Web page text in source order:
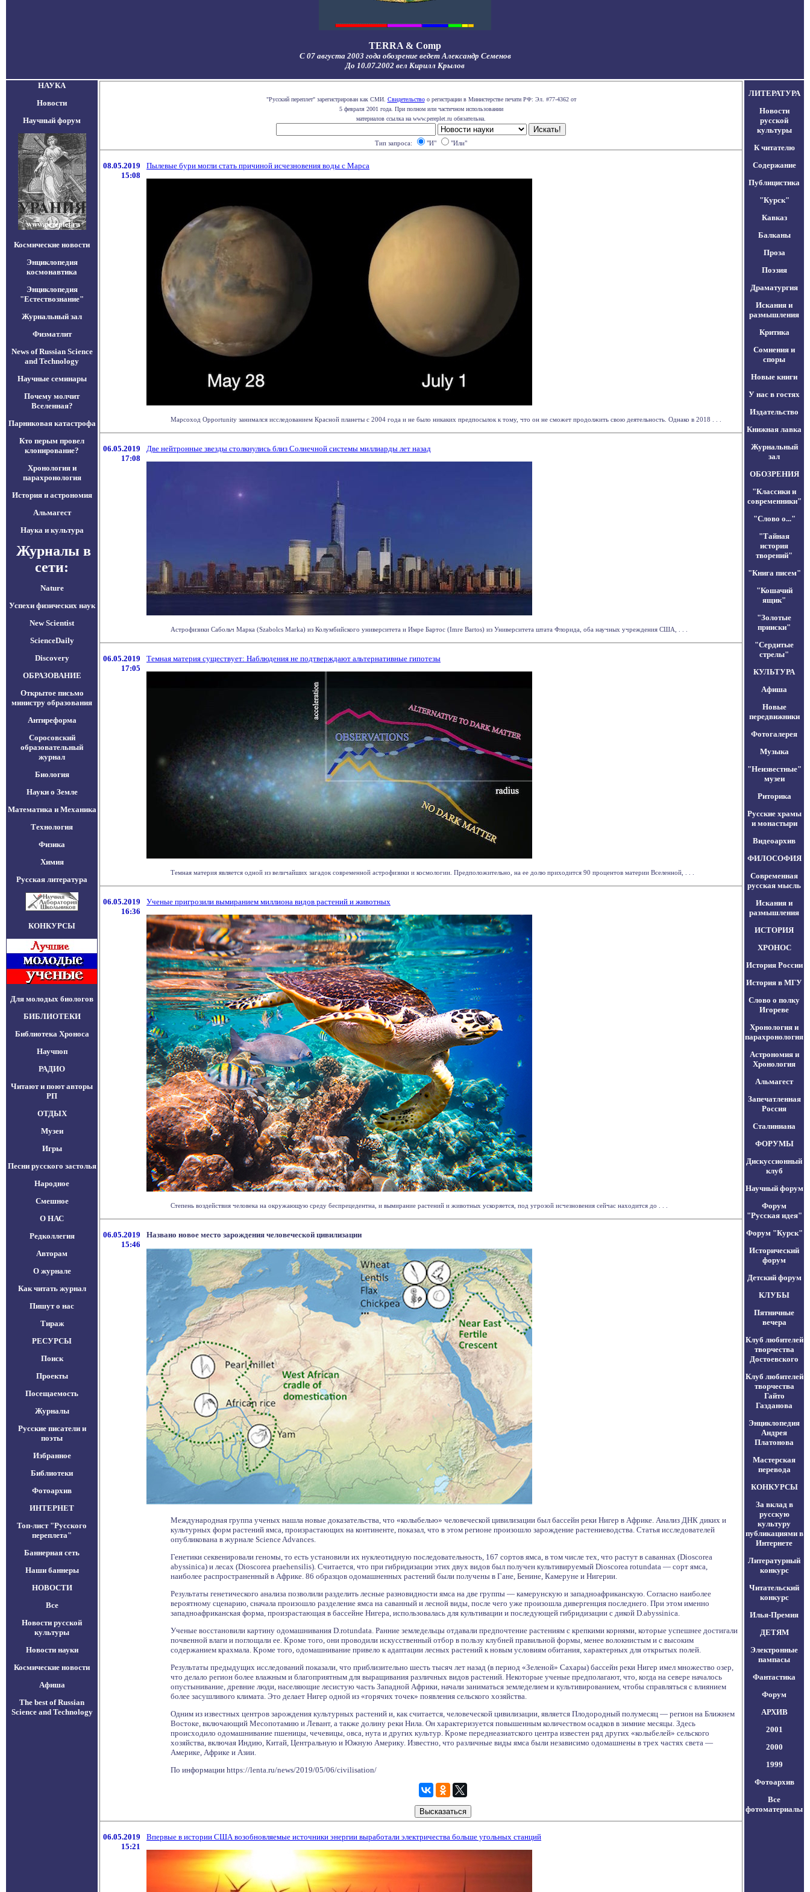
TERRA & Comp
С 07 августа 2003 года обозрение ведет Александр Семенов
До 10.07.2002 вел Кирилл Крылов
НАУКА
Новости
Научный форум
Космические новости
Энциклопедия
космонавтика
Энциклопедия
"Естествознание"
Журнальный зал
Физматлит
News of Russian Science
and Technology
Научные семинары
Почему молчит
Вселенная?
Парниковая катастрофа
Кто перым провел
клонирование?
Хронология и
парахронология
История и астрономия
Альмагест
Наука и культура
Журналы в
сети:
Nature
Успехи физических наук
New Scientist
ScienceDaily
Discovery
ОБРАЗОВАНИЕ
Открытое письмо
министру образования
Антиреформа
Соросовский
образовательный
журнал
Биология
Науки о Земле
Математика и Механика
Технология
Физика
Химия
Русская литература
КОНКУРСЫ
Для молодых биологов
БИБЛИОТЕКИ
Библиотека Хроноса
Научпоп
РАДИО
Читают и поют авторы
РП
ОТДЫХ
Музеи
Игры
Песни русского застолья
Народное
Смешное
О НАС
Редколлегия
Авторам
О журнале
Как читать журнал
Пишут о нас
Тираж
РЕСУРСЫ
Поиск
Проекты
Посещаемость
Журналы
Русские писатели и
поэты
Избранное
Библиотеки
Фотоархив
ИНТЕРНЕТ
Топ-лист "Русского
переплета"
Баннерная сеть
Наши баннеры
НОВОСТИ
Все
Новости русской
культуры
Новости науки
Космические новости
Афиша
The best of Russian
Science and Technology
"Русский переплет" зарегистрирован как СМИ. Свидетельствоо регистрации в Министерстве печати РФ: Эл. #77-4362 от
5 февраля 2001 года. При полном или частичном использовании
материалов ссылка на www.pereplet.ru обязательна.
Тип запроса: "И" "Или"
08.05.2019
15:08
Пылевые бури могли стать причиной исчезновения воды с Марса
Марсоход Opportunity занимался исследованием Красной планеты с 2004 года и не было никаких предпосылок к тому, что он не сможет продолжить свою деятельность. Однако в 2018 . . .
06.05.2019
17:08
Две нейтронные звезды столкнулись близ Солнечной системы миллиарды лет назад
Астрофизики Сабольч Марка (Szabolcs Marka) из Колумбийского университета и Имре Бартос (Imre Bartos) из Университета штата Флорида, оба научных учреждения США, . . .
06.05.2019
17:05
Темная материя существует: Наблюдения не подтверждают альтернативные гипотезы
Темная материя является одной из величайших загадок современной астрофизики и космологии. Предположительно, на ее долю приходится 90 процентов материи Вселенной, . . .
06.05.2019
16:36
Ученые пригрозили вымиранием миллиона видов растений и животных
Степень воздействия человека на окружающую среду беспрецедентна, и вымирание растений и животных ускоряется, под угрозой исчезновения сейчас находится до . . .
06.05.2019
15:46
Названо новое место зарождения человеческой цивилизации
Международная группа ученых нашла новые доказательства, что «колыбелью» человеческой цивилизации был бассейн реки Нигер в Африке. Анализ ДНК диких и
культурных форм растений ямса, произрастающих на континенте, показал, что в этом регионе произошло зарождение растениеводства. Статья исследователей
опубликована в журнале Science Advances.
Генетики секвенировали геномы, то есть установили их нуклеотидную последовательность, 167 сортов ямса, в том числе тех, что растут в саваннах (Dioscorea
abyssinica) и лесах (Dioscorea praehensilis). Считается, что при гибридизации этих двух видов был получен культивируемый Dioscorea rotundata — сорт ямса,
наиболее распространенный в Африке. 86 образцов одомашненных растений были получены в Гане, Бенине, Камеруне и Нигерии.
Результаты генетического анализа позволили разделить лесные разновидности ямса на две группы — камерунскую и западноафриканскую. Согласно наиболее
вероятному сценарию, сначала произошло разделение ямса на саванный и лесной виды, после чего уже произошла дивергенция последнего. При этом именно
западноафриканская форма, произрастающая в бассейне Нигера, использовалась для культивации и последующей гибридизации с дикой D.abyssinica.
Ученые восстановили картину одомашнивания D.rotundata. Ранние земледельцы отдавали предпочтение растениям с крепкими корнями, которые успешнее достигали
почвенной влаги и поглощали ее. Кроме того, они проводили искусственный отбор в пользу клубней правильной формы, менее волокнистым и с высоким
содержанием крахмала. Кроме того, одомашнивание привело к адаптации лесных растений к новым условиям обитания, характерных для открытых полей.
Результаты предыдущих исследований показали, что приблизительно шесть тысяч лет назад (в период «Зеленой» Сахары) бассейн реки Нигер имел множество озер,
что делало регион более влажным и благоприятным для выращивания различных видов растений. Некоторые ученые предполагают, что, когда на севере началось
опустынивание, древние люди, населяющие лесистую часть Западной Африки, начали заниматься земледелием и культивированием, чтобы справляться с влиянием
более засушливого климата. Это делает Нигер одной из «горячих точек» появления сельского хозяйства.
Одним из известных центров зарождения культурных растений и, как считается, человеческой цивилизации, является Плодородный полумесяц — регион на Ближнем
Востоке, включающий Месопотамию и Левант, а также долину реки Нила. Он характеризуется повышенным количеством осадков в зимние месяцы. Здесь
происходило одомашнивание пшеницы, чечевицы, овса, нута и других культур. Кроме переднеазиатского центра известен ряд других «колыбелей» сельского
хозяйства, включая Индию, Китай, Центральную и Южную Америку. Известно, что различные виды ямса были независимо одомашнены в трех частях света —
Америке, Африке и Азии.
По информации https://lenta.ru/news/2019/05/06/civilisation/
06.05.2019
15:21
Впервые в истории США возобновляемые источники энергии выработали электричества больше угольных станций
ЛИТЕРАТУРА
Новости
русской
культуры
К читателю
Содержание
Публицистика
"Курск"
Кавказ
Балканы
Проза
Поэзия
Драматургия
Искания и
размышления
Критика
Сомнения и
споры
Новые книги
У нас в гостях
Издательство
Книжная лавка
Журнальный
зал
ОБОЗРЕНИЯ
"Классики и
современники"
"Слово о..."
"Тайная
история
творений"
"Книга писем"
"Кошачий
ящик"
"Золотые
прииски"
"Сердитые
стрелы"
КУЛЬТУРА
Афиша
Новые
передвижники
Фотогалерея
Музыка
"Неизвестные"
музеи
Риторика
Русские храмы
и монастыри
Видеоархив
ФИЛОСОФИЯ
Современная
русская мысль
Искания и
размышления
ИСТОРИЯ
ХРОНОС
История России
История в МГУ
Слово о полку
Игореве
Хронология и
парахронология
Астрономия и
Хронология
Альмагест
Запечатленная
Россия
Сталиниана
ФОРУМЫ
Дискуссионный
клуб
Научный форум
Форум
"Русская идея"
Форум "Курск"
Исторический
форум
Детский форум
КЛУБЫ
Пятничные
вечера
Клуб любителей
творчества
Достоевского
Клуб любителей
творчества
Гайто
Газданова
Энциклопедия
Андрея
Платонова
Мастерская
перевода
КОНКУРСЫ
За вклад в
русскую
культуру
публикациями в
Интернете
Литературный
конкурс
Читательский
конкурс
Илья-Премия
ДЕТЯМ
Электронные
пампасы
Фантастика
Форум
АРХИВ
2001
2000
1999
Фотоархив
Все
фотоматериалы